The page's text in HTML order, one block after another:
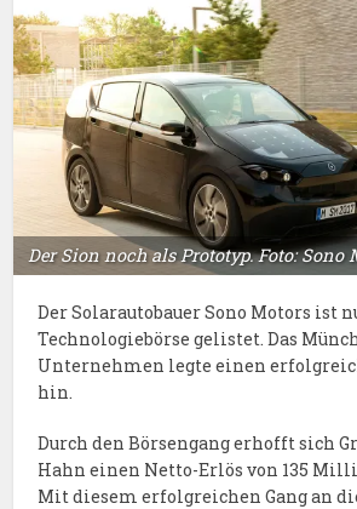
Der Sion noch als Prototyp. Foto: Sono
Der Solarautobauer Sono Motors ist
Technologiebörse gelistet. Das
Unternehmen legte einen
hin.
Durch den Börsengang erhofft sich
Hahn einen Netto-Erlös von 135
Mit diesem erfolgreichen Gang an